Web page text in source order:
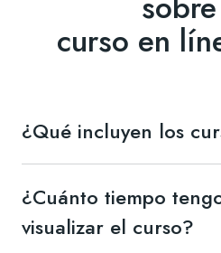
curso en
¿Qué incluyen los
durante la cursada,
otorga acceso al material del
¿Cuánto tiempo
visualizar el curso?